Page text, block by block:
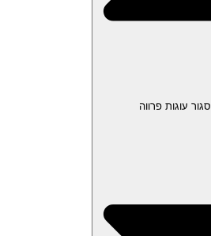
סגור עוגות פרווה